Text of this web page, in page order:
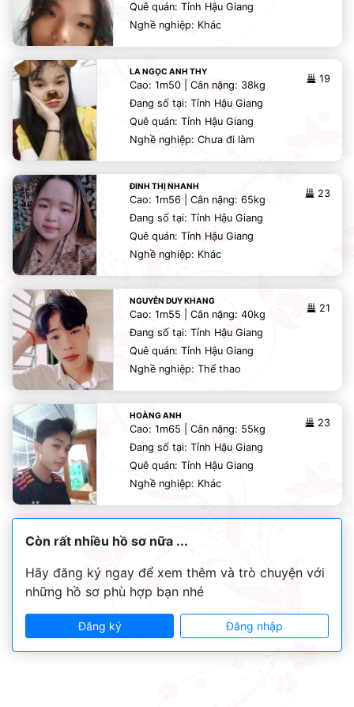
Quê quán: Tỉnh Hậu Giang
Nghề nghiệp: Khác
LA NGỌC ANH THY
19
Cao: 1m50 | Cân nặng: 38kg
Đang số tại: Tỉnh Hậu Giang
Quê quán: Tỉnh Hậu Giang
Nghề nghiệp: Chưa đi làm
ĐINH THỊ NHANH
23
Cao: 1m56 | Cân nặng: 65kg
Đang số tại: Tỉnh Hậu Giang
Quê quán: Tỉnh Hậu Giang
Nghề nghiệp: Khác
NGUYỄN DUY KHANG
21
Cao: 1m55 | Cân nặng: 40kg
Đang số tại: Tỉnh Hậu Giang
Quê quán: Tỉnh Hậu Giang
Nghề nghiệp: Thể thao
HOÀNG ANH
23
Cao: 1m65 | Cân nặng: 55kg
Đang số tại: Tỉnh Hậu Giang
Quê quán: Tỉnh Hậu Giang
Nghề nghiệp: Khác
Còn rất nhiều hồ sơ nữa ...
Hãy đăng ký ngay để xem thêm và trò chuyện với
những hồ sơ phù hợp bạn nhé
Đăng ký Đăng nhập